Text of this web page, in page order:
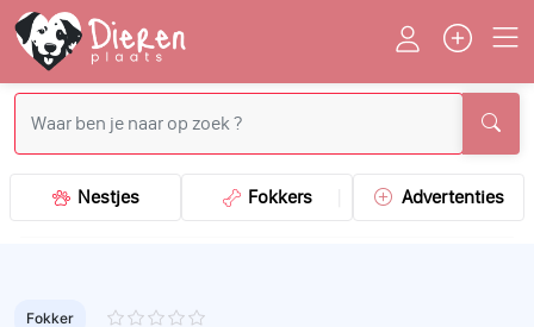
Nestjes Fokkers Advertenties
Fokker